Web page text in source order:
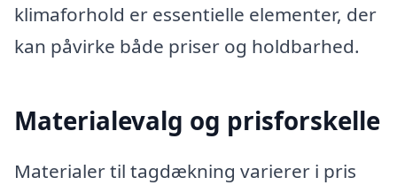
klimaforhold er essentielle elementer, der
kan påvirke både priser og holdbarhed.
Materialevalg og prisforskelle
Materialer til tagdækning varierer i pris